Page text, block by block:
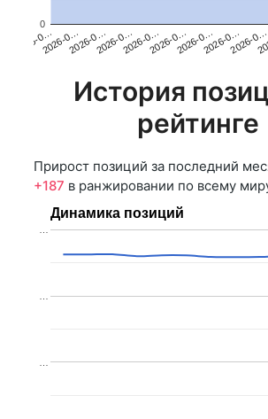
2026-0…2026-0…2026-0…2026-0…2026-0…2026-0…2026-0…2026-0…2026-0…
0
История
рейтинге
Прирост позиций за последний
+187 в ранжировании по всему
Динамика позиций
…
…